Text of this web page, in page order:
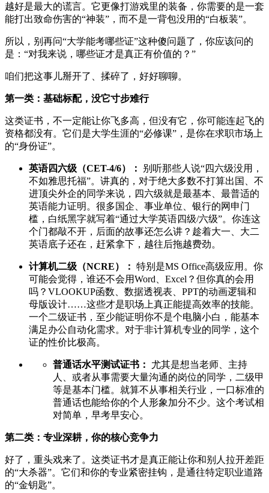
越好是最大的谎言。它更像打游戏里的装备，你需要的是一套
能打出致命伤害的“神装”，而不是一背包没用的“白板装”。
所以，别再问“大学能考哪些证”这种傻问题了，你应该问的
是：“对我来说，哪些证才是真正有价值的？”
咱们把这事儿掰开了、揉碎了，好好聊聊。
第一类：基础标配，没它寸步难行
这类证书，不一定能让你飞多高，但没有它，你可能连起飞的
资格都没有。它们是大学生涯的“必修课”，是你在求职市场上
的“身份证”。
英语四六级（CET-4/6）： 别听那些人说“四六级没用，
不如雅思托福”。讲真的，对于绝大多数不打算出国、不
进顶尖外企的同学来说，四六级就是最基本、最普适的
英语能力证明。很多国企、事业单位、银行的网申门
槛，白纸黑字就写着“通过大学英语四级/六级”。你连这
个门都敲不开，后面的故事还怎么讲？趁着大一、大二
英语底子还在，赶紧拿下，越往后拖越费劲。
计算机二级（NCRE）： 特别是MS Office高级应用。你
可能会觉得，谁还不会用Word、Excel？但你真的会用
吗？VLOOKUP函数、数据透视表、PPT的动画逻辑和
母版设计……这些才是职场上真正能提高效率的技能。
一个二级证书，至少能证明你不是个电脑小白，能基本
满足办公自动化需求。对于非计算机专业的同学，这个
证的性价比极高。
普通话水平测试证书： 尤其是想当老师、主持
人、或者从事需要大量沟通的岗位的同学，二级甲
等是基本门槛。就算不从事相关行业，一口标准的
普通话也能给你的个人形象加分不少。这个考试相
对简单，早考早安心。
第二类：专业深耕，你的核心竞争力
好了，重头戏来了。这类证书才是真正能让你和别人拉开差距
的“大杀器”。它们和你的专业紧密挂钩，是通往特定职业道路
的“金钥匙”。